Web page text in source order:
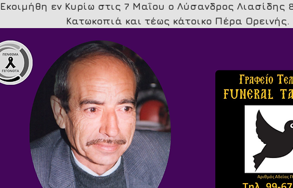
Εκοιμήθη εν Κυρίω στις 7 Μαΐου ο Λύσανδρος Λιασίδης
Κατωκοπιά και τέως κάτοικο Πέρα Ορεινής.